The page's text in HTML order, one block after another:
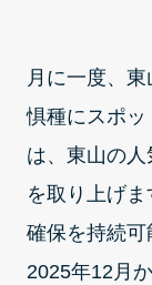
月に一度、
惧種にスポ
は、東山の人
を取り上げ
確保を持続
2025年12月